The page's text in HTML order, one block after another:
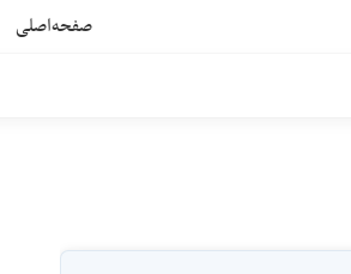
صفحه‌اصلی